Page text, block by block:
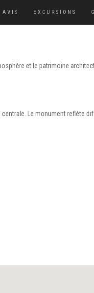
AVIS EXCURSIONS
et le patrimoine
Le monument reflète